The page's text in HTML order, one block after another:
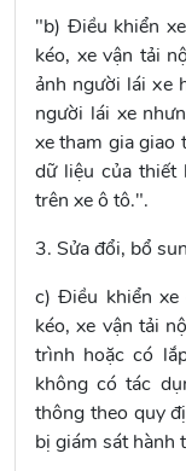
"b) Điều khiển
kéo, xe vận tải
ảnh người lái xe
người lái xe
xe tham gia giao
dữ liệu của thiết
trên xe ô tô.".
3. Sửa đổi, bổ
c) Điều khiển
kéo, xe vận tải
trình hoặc có
không có tác
thông theo quy
bị giám sát hành